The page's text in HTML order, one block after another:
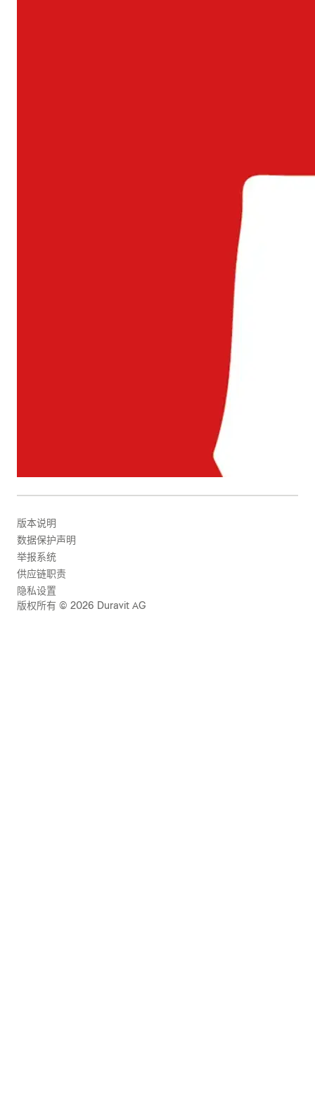
版本说明
数据保护声明
举报系统
供应链职责
隐私设置
版权所有 © 2026 Duravit AG